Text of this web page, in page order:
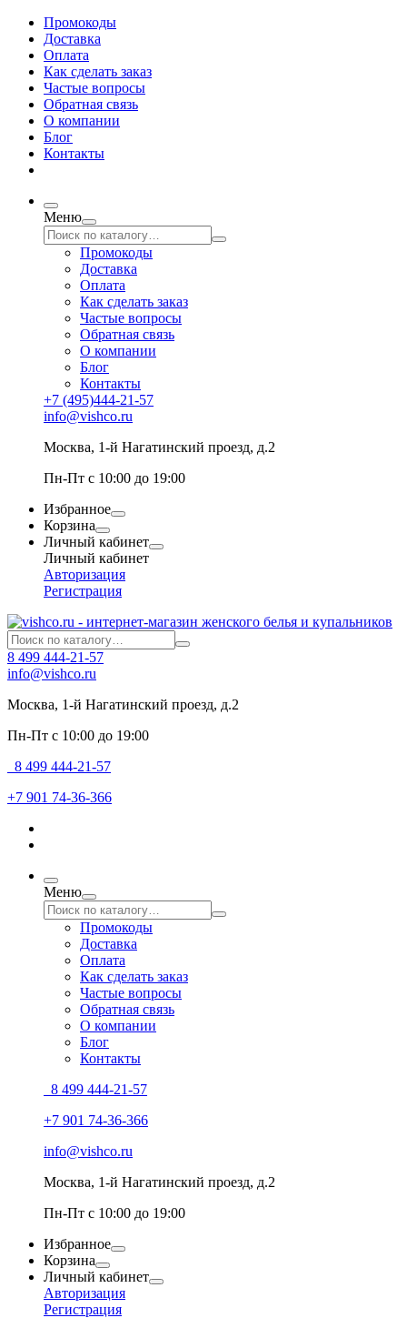
Промокоды
Доставка
Оплата
Как сделать заказ
Частые вопросы
Обратная связь
О компании
Блог
Контакты
Меню
Промокоды
Доставка
Оплата
Как сделать заказ
Частые вопросы
Обратная связь
О компании
Блог
Контакты
+7 (495)444-21-57
info@vishco.ru
Москва, 1-й Нагатинский проезд, д.2
Пн-Пт с 10:00 до 19:00
Избранное
Корзина
Личный кабинет
Личный кабинет
Авторизация
Регистрация
8 499 444-21-57
info@vishco.ru
Москва, 1-й Нагатинский проезд, д.2
Пн-Пт с 10:00 до 19:00
8 499 444-21-57
+7 901 74-36-366
Меню
Промокоды
Доставка
Оплата
Как сделать заказ
Частые вопросы
Обратная связь
О компании
Блог
Контакты
8 499 444-21-57
+7 901 74-36-366
info@vishco.ru
Москва, 1-й Нагатинский проезд, д.2
Пн-Пт с 10:00 до 19:00
Избранное
Корзина
Личный кабинет
Авторизация
Регистрация